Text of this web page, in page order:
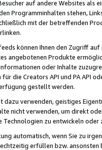
auf andere Websites als
Programminhalten stehen,
mit der betreffenden
können Ihnen den Zugriff
angebotenen Produkte
oder Inhalte
die Creators API und PA API
gestellt werden.
verwenden, geistiges
nicht verwenden, um direkt
Technologien zu entwickeln
automatisch, wenn Sie zu
erfüllen bzw. ansonsten